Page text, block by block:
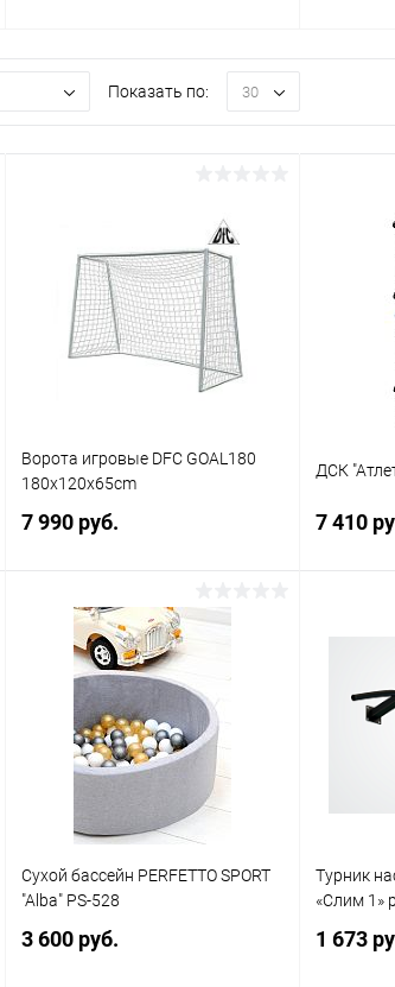
Показать по: 30
Ворота игровые DFC GOAL180
180x120x65cm
7 990 руб.
Подписаться
Купить в 1 клик Сравнение
В избранное Недоступно
ДСК
7 410
В
Сухой бассейн PERFETTO SPORT
"Alba" PS-528
3 600 руб.
Турник
«Слим 1»
1 673